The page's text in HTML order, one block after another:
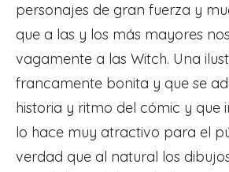
personajes de gran fuerza y
que a las y los más mayores
vagamente a las Witch. Una
francamente bonita y que se
historia y ritmo del cómic y que
lo hace muy atractivo para el
verdad que al natural los